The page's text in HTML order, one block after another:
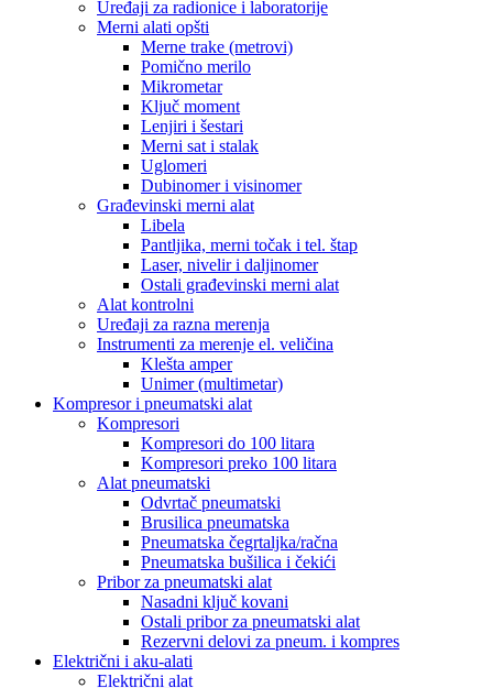
Uređaji za radionice i laboratorije
Merni alati opšti
Merne trake (metrovi)
Pomično merilo
Mikrometar
Ključ moment
Lenjiri i šestari
Merni sat i stalak
Uglomeri
Dubinomer i visinomer
Građevinski merni alat
Libela
Pantljika, merni točak i tel. štap
Laser, nivelir i daljinomer
Ostali građevinski merni alat
Alat kontrolni
Uređaji za razna merenja
Instrumenti za merenje el. veličina
Klešta amper
Unimer (multimetar)
Kompresor i pneumatski alat
Kompresori
Kompresori do 100 litara
Kompresori preko 100 litara
Alat pneumatski
Odvrtač pneumatski
Brusilica pneumatska
Pneumatska čegrtaljka/račna
Pneumatska bušilica i čekići
Pribor za pneumatski alat
Nasadni ključ kovani
Ostali pribor za pneumatski alat
Rezervni delovi za pneum. i kompres
Električni i aku-alati
Električni alat